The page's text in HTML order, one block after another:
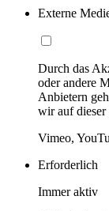
Externe
Durch das
oder andere
Anbietern
wir auf dieser
Vimeo,
Erforderlich
Immer aktiv